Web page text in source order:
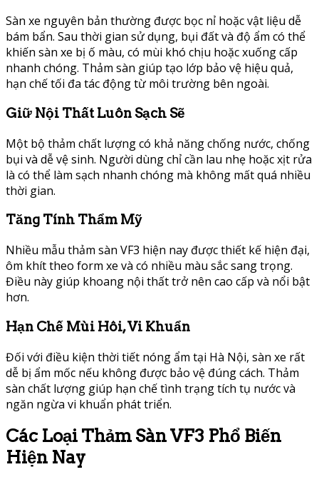
Sàn xe nguyên bản thường được bọc nỉ hoặc vật liệu dễ
bám bẩn. Sau thời gian sử dụng, bụi đất và độ ẩm có thể
khiến sàn xe bị ố màu, có mùi khó chịu hoặc xuống cấp
nhanh chóng. Thảm sàn giúp tạo lớp bảo vệ hiệu quả,
hạn chế tối đa tác động từ môi trường bên ngoài.
Giữ Nội Thất Luôn Sạch Sẽ
Một bộ thảm chất lượng có khả năng chống nước, chống
bụi và dễ vệ sinh. Người dùng chỉ cần lau nhẹ hoặc xịt rửa
là có thể làm sạch nhanh chóng mà không mất quá nhiều
thời gian.
Tăng Tính Thẩm Mỹ
Nhiều mẫu thảm sàn VF3 hiện nay được thiết kế hiện đại,
ôm khít theo form xe và có nhiều màu sắc sang trọng.
Điều này giúp khoang nội thất trở nên cao cấp và nổi bật
hơn.
Hạn Chế Mùi Hôi, Vi Khuẩn
Đối với điều kiện thời tiết nóng ẩm tại Hà Nội, sàn xe rất
dễ bị ẩm mốc nếu không được bảo vệ đúng cách. Thảm
sàn chất lượng giúp hạn chế tình trạng tích tụ nước và
ngăn ngừa vi khuẩn phát triển.
Các Loại Thảm Sàn VF3 Phổ Biến
Hiện Nay